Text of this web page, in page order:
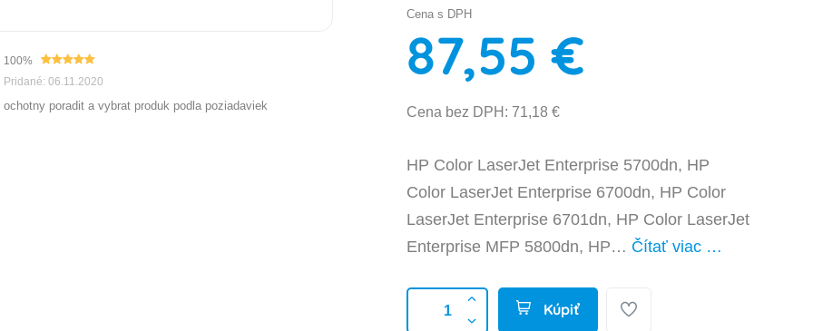
100%
Pridané: 06.11.2020
ochotny poradit a vybrat produk podla poziadaviek
Cena s DPH
87,55 €
Cena bez DPH: 71,18 €
HP Color LaserJet Enterprise 5700dn, HP
Color LaserJet Enterprise 6700dn, HP Color
LaserJet Enterprise 6701dn, HP Color LaserJet
Enterprise MFP 5800dn, HP… Čítať viac …
Kúpiť